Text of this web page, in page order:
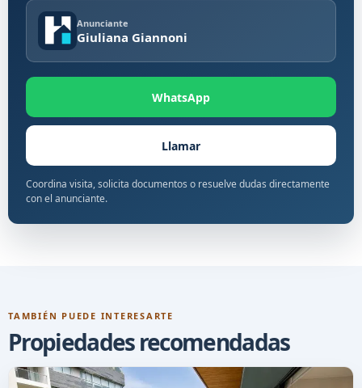
Anunciante
Giuliana Giannoni
WhatsApp
Llamar
Coordina visita, solicita documentos o resuelve dudas directamente
con el anunciante.
TAMBIÉN PUEDE INTERESARTE
Propiedades recomendadas